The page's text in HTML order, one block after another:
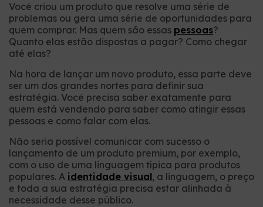
Você criou um produto que resolve uma série de
problemas ou gera uma série de oportunidades para
quem comprar. Mas quem são essas pessoas?
Quanto elas estão dispostas a pagar? Como chegar
até elas?
Na hora de lançar um novo produto, essa parte deve
ser um dos grandes nortes para definir sua
estratégia. Você precisa saber exatamente para
quem está vendendo para saber como atingir essas
pessoas e como falar com elas.
Não seria possível comunicar com sucesso o
lançamento de um produto premium, por exemplo,
com o uso de uma linguagem típica para produtos
populares. A identidade visual, a linguagem, o preço
e toda a sua estratégia precisa estar alinhada à
necessidade desse público.